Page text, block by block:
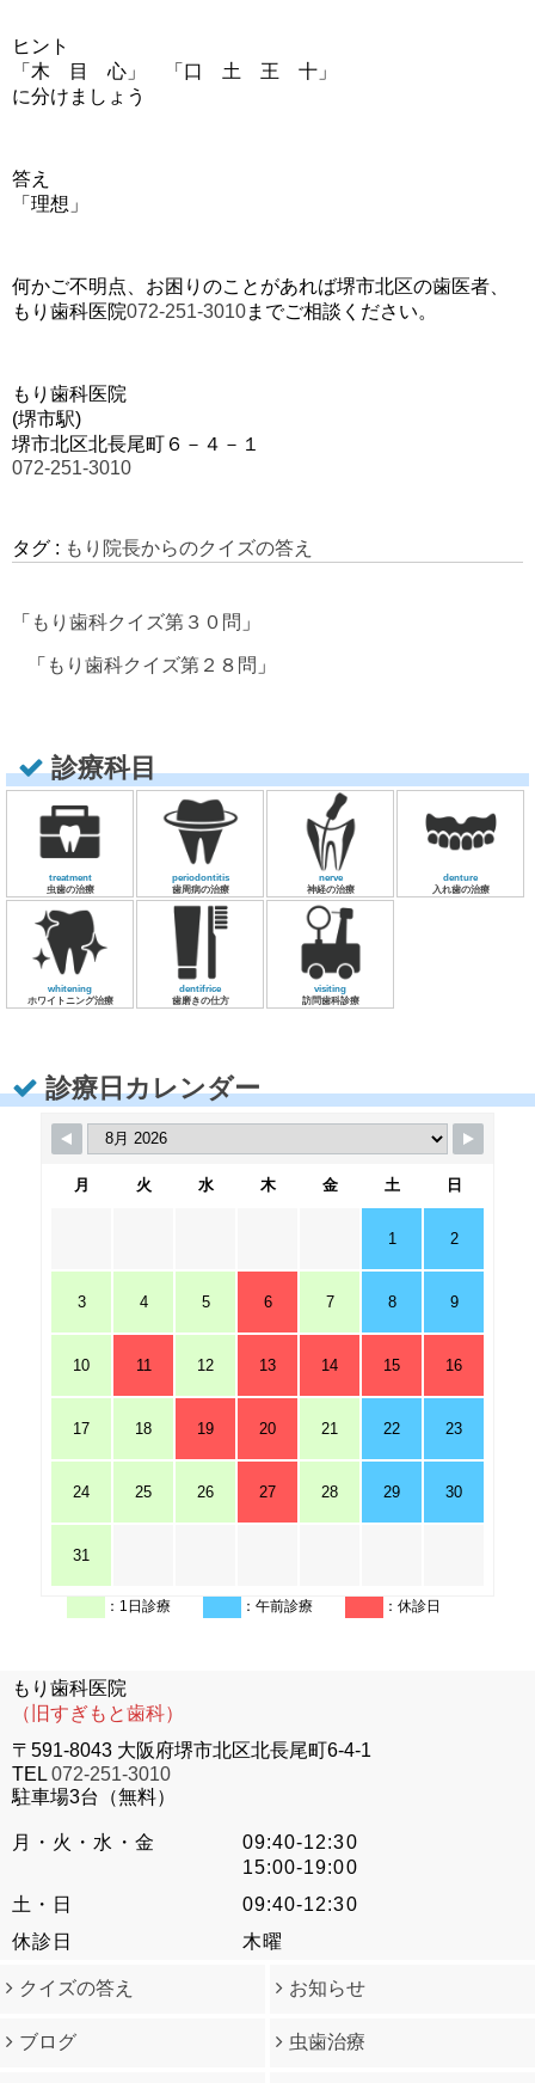
ヒント
「木 目 心」 「口 土 王 十」
に分けましょう
答え
「理想」
何かご不明点、お困りのことがあれば堺市北区の歯医者、
もり歯科医院072-251-3010までご相談ください。
もり歯科医院
(堺市駅)
堺市北区北長尾町６－４－１
072-251-3010
タグ : もり院長からのクイズの答え
「 もり歯科クイズ第３０問 」
「 もり歯科クイズ第２８問 」
診療科目
treatment
虫歯の治療
periodontitis
歯周病の治療
nerve
神経の治療
denture
入れ歯の治療
whitening
ホワイトニング治療
dentifrice
歯磨きの仕方
visiting
訪問歯科診療
診療日カレンダー
月 火 水 木 金 土 日
1 2
3 4 5 6 7 8 9
10 11 12 13 14 15 16
17 18 19 20 21 22 23
24 25 26 27 28 29 30
31
：1日診療 ：午前診療 ：休診日
もり歯科医院
（旧すぎもと歯科）
〒591-8043 大阪府堺市北区北長尾町6-4-1
TEL 072-251-3010
駐車場3台（無料）
月・火・水・金
09:40-12:30
15:00-19:00
土・日
09:40-12:30
休診日
木曜
クイズの答え お知らせ
ブログ 虫歯治療